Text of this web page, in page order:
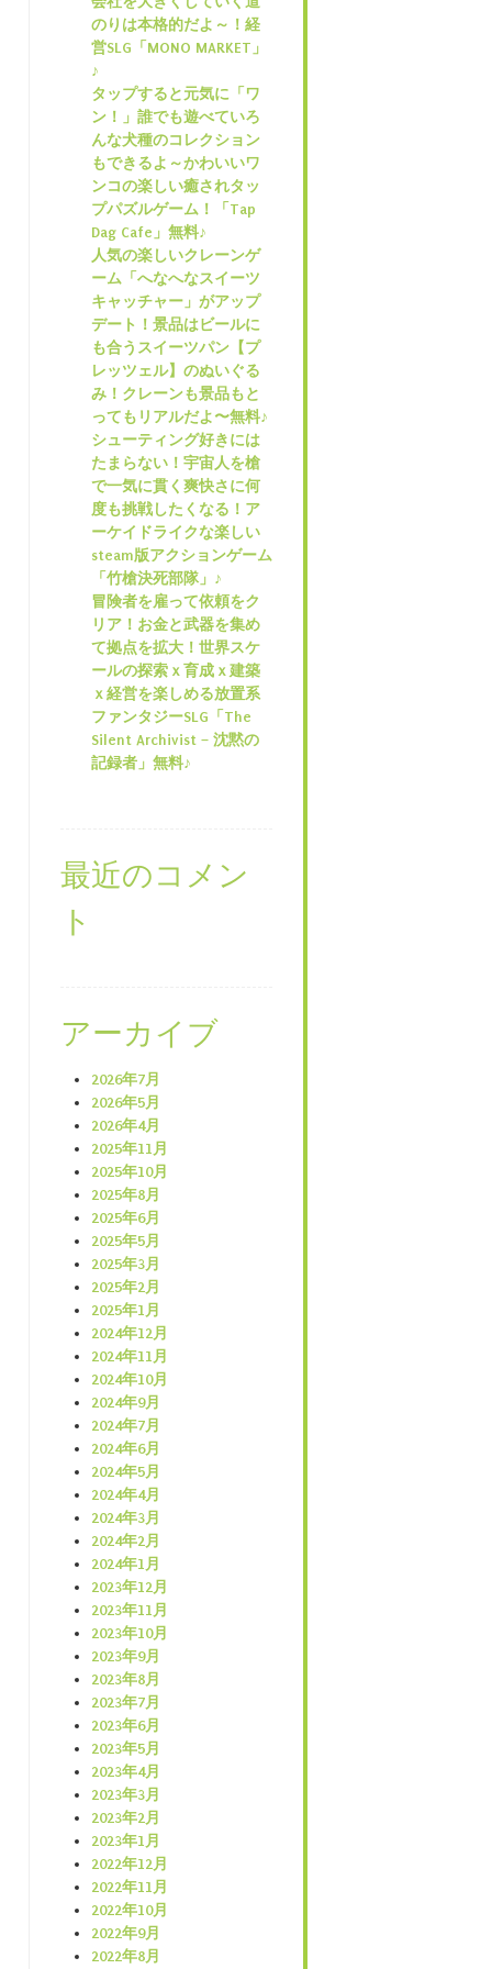
のりは本格的だよ～！経
営SLG「MONO MARKET」
♪
タップすると元気に「ワ
ン！」誰でも遊べていろ
んな犬種のコレクション
もできるよ～かわいいワ
ンコの楽しい癒されタッ
プパズルゲーム！「Tap
Dag Cafe」無料♪
人気の楽しいクレーンゲ
ーム「へなへなスイーツ
キャッチャー」がアップ
デート！景品はビールに
も合うスイーツパン【プ
レッツェル】のぬいぐる
み！クレーンも景品もと
ってもリアルだよ〜無料♪
シューティング好きには
たまらない！宇宙人を槍
で一気に貫く爽快さに何
度も挑戦したくなる！ア
ーケイドライクな楽しい
steam版アクションゲーム
「竹槍決死部隊」♪
冒険者を雇って依頼をク
リア！お金と武器を集め
て拠点を拡大！世界スケ
ールの探索ｘ育成ｘ建築
ｘ経営を楽しめる放置系
ファンタジーSLG「The
Silent Archivist – 沈黙の
記録者」無料♪
最近のコメン
ト
アーカイブ
2026年7月
2026年5月
2026年4月
2025年11月
2025年10月
2025年8月
2025年6月
2025年5月
2025年3月
2025年2月
2025年1月
2024年12月
2024年11月
2024年10月
2024年9月
2024年7月
2024年6月
2024年5月
2024年4月
2024年3月
2024年2月
2024年1月
2023年12月
2023年11月
2023年10月
2023年9月
2023年8月
2023年7月
2023年6月
2023年5月
2023年4月
2023年3月
2023年2月
2023年1月
2022年12月
2022年11月
2022年10月
2022年9月
2022年8月